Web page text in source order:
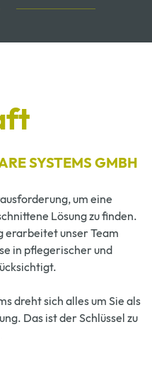
SYSTEMS GMBH
um eine
Lösung zu finden.
erarbeitet unser Team
in pflegerischer und
dreht sich alles um Sie als
Das ist der Schlüssel zu